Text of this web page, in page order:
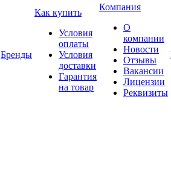
Бренды
Как купить
Условия
оплаты
Условия
доставки
Гарантия
на товар
Компания
О
компании
Новости
Отзывы
Вакансии
Лицензии
Реквизиты